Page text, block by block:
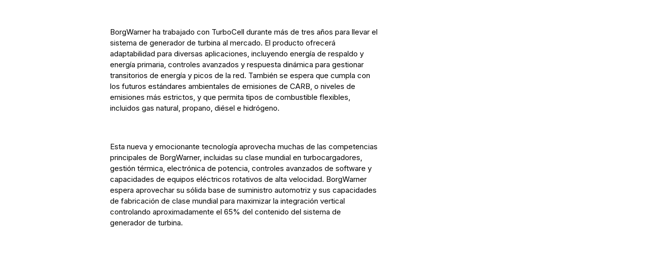
BorgWarner ha trabajado con TurboCell durante más de tres años para llevar el
sistema de generador de turbina al mercado. El producto ofrecerá
adaptabilidad para diversas aplicaciones, incluyendo energía de respaldo y
energía primaria, controles avanzados y respuesta dinámica para gestionar
transitorios de energía y picos de la red. También se espera que cumpla con
los futuros estándares ambientales de emisiones de CARB, o niveles de
emisiones más estrictos, y que permita tipos de combustible flexibles,
incluidos gas natural, propano, diésel e hidrógeno.
Esta nueva y emocionante tecnología aprovecha muchas de las competencias
principales de BorgWarner, incluidas su clase mundial en turbocargadores,
gestión térmica, electrónica de potencia, controles avanzados de software y
capacidades de equipos eléctricos rotativos de alta velocidad. BorgWarner
espera aprovechar su sólida base de suministro automotriz y sus capacidades
de fabricación de clase mundial para maximizar la integración vertical
controlando aproximadamente el 65% del contenido del sistema de
generador de turbina.